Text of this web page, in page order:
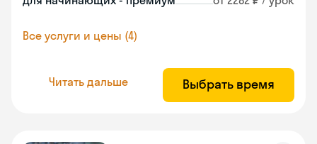
Все услуги и цены (4)
Читать дальше Выбрать время